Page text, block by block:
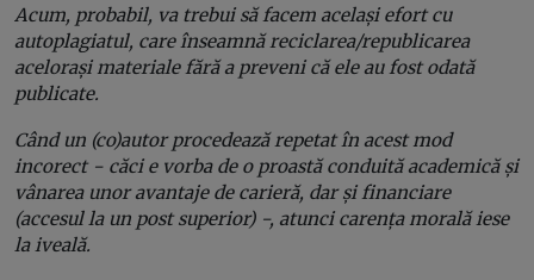
Acum, probabil, va trebui să facem același efort cu
autoplagiatul, care înseamnă reciclarea/republicarea
acelorași materiale fără a preveni că ele au fost odată
publicate.
Când un (co)autor procedează repetat în acest mod
incorect − căci e vorba de o proastă conduită academică și
vânarea unor avantaje de carieră, dar și financiare
(accesul la un post superior) −, atunci carența morală iese
la iveală.